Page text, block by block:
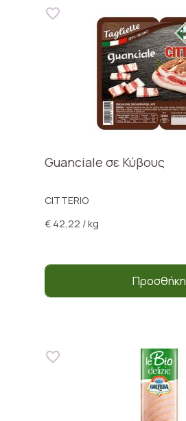
Guanciale σε Κύβους
CITTERIO
€ 42,22 / kg
Προσθήκη